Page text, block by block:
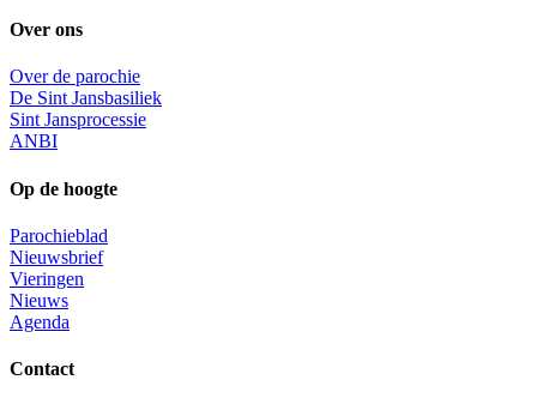
Over ons
Over de parochie
De Sint Jansbasiliek
Sint Jansprocessie
ANBI
Op de hoogte
Parochieblad
Nieuwsbrief
Vieringen
Nieuws
Agenda
Contact